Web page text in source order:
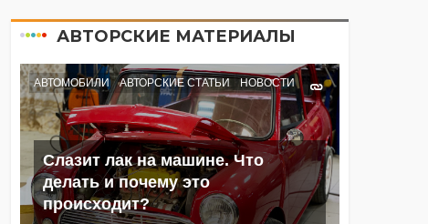
АВТОРСКИЕ МАТЕРИАЛЫ
АВТОМОБИЛИ АВТОРСКИЕ СТАТЬИ НОВОСТИ
Слазит лак на машине. Что
делать и почему это
происходит?